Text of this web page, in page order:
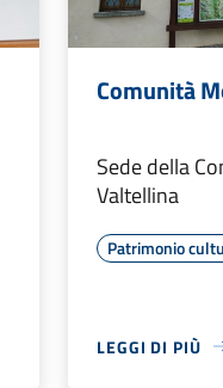
Comunità
Sede della
Valtellina
Patrimonio
LEGGI DI PIÙ